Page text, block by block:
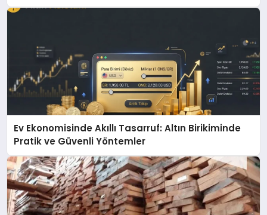
Ev Ekonomisinde Akıllı Tasarruf: Altın Birikiminde
Pratik ve Güvenli Yöntemler